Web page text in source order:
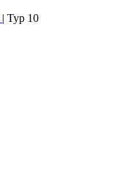
| Тур 10